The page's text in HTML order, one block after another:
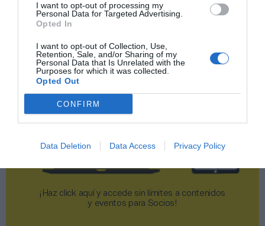
I want to opt-out of processing my
Personal Data for Targeted Advertising.
Opted In
I want to opt-out of Collection, Use,
Retention, Sale, and/or Sharing of my
Personal Data that Is Unrelated with the
Purposes for which it was collected.
Opted Out
CONFIRM
Data Deletion Data Access Privacy Policy
¡Haz click aquí y accede sin límites a contenidos
y eventos para Socios!​​​​​​​